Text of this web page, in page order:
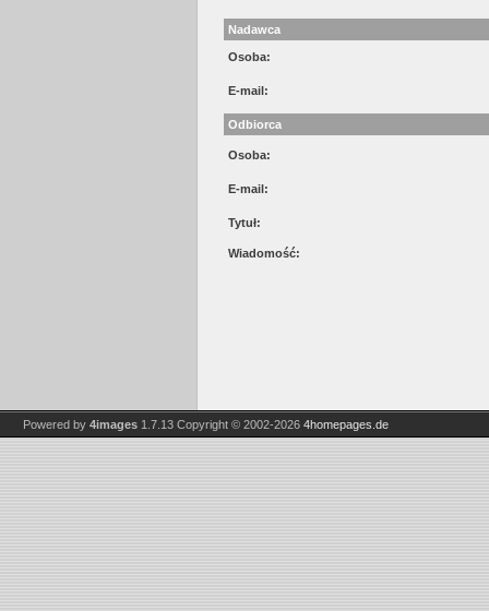
Nadawca
Osoba:
E-mail:
Odbiorca
Osoba:
E-mail:
Tytuł:
Wiadomość:
Powered by 4images 1.7.13 Copyright © 2002-2026 4homepages.de